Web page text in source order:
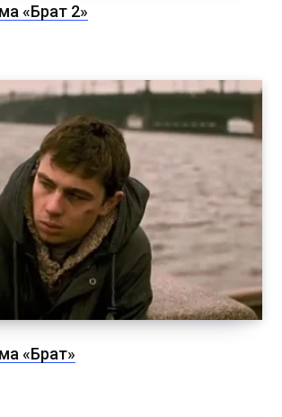
«Брат 2»
«Брат»